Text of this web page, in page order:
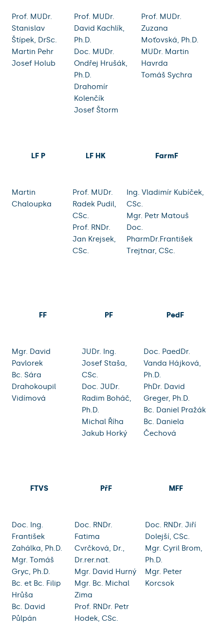
Prof. MUDr.
Stanislav
Štípek, DrSc.
Martin Pehr
Josef Holub
Prof. MUDr.
David Kachlík,
Ph.D.
Doc. MUDr.
Ondřej Hrušák,
Ph.D.
Drahomír
Kolenčík
Josef Štorm
Prof. MUDr.
Zuzana
Moťovská, Ph.D.
MUDr. Martin
Havrda
Tomáš Sychra
LF P LF HK FarmF
Martin
Chaloupka
Prof. MUDr.
Radek Pudil,
CSc.
Prof. RNDr.
Jan Krejsek,
CSc.
Ing. Vladimír Kubíček,
CSc.
Mgr. Petr Matouš
Doc.
PharmDr.František
Trejtnar, CSc.
FF PF PedF
Mgr. David
Pavlorek
Bc. Sára
Drahokoupil
Vidímová
JUDr. Ing.
Josef Staša,
CSc.
Doc. JUDr.
Radim Boháč,
Ph.D.
Michal Říha
Jakub Horký
Doc. PaedDr.
Vanda Hájková,
Ph.D.
PhDr. David
Greger, Ph.D.
Bc. Daniel Pražák
Bc. Daniela
Čechová
FTVS PřF MFF
Doc. Ing.
František
Zahálka, Ph.D.
Mgr. Tomáš
Gryc, Ph.D.
Bc. et Bc. Filip
Hrůša
Bc. David
Půlpán
Doc. RNDr.
Fatima
Cvrčková, Dr.,
Dr.rer.nat.
Mgr. David Hurný
Mgr. Bc. Michal
Zima
Prof. RNDr. Petr
Hodek, CSc.
Doc. RNDr. Jiří
Dolejší, CSc.
Mgr. Cyril Brom,
Ph.D.
Mgr. Peter
Korcsok